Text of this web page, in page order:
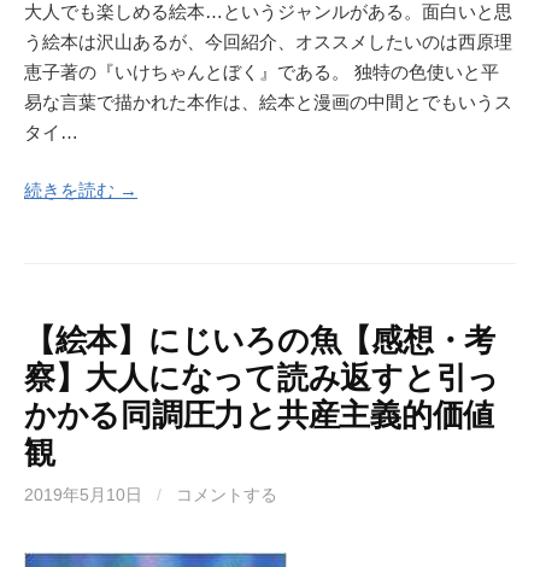
大人でも楽しめる絵本…というジャンルがある。面白いと思
う絵本は沢山あるが、今回紹介、オススメしたいのは西原理
恵子著の『いけちゃんとぼく』である。 独特の色使いと平
易な言葉で描かれた本作は、絵本と漫画の中間とでもいうス
タイ…
続きを読む →
【絵本】にじいろの魚【感想・考
察】大人になって読み返すと引っ
かかる同調圧力と共産主義的価値
観
2019年5月10日 / コメントする